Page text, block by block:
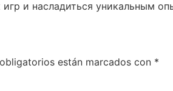
и насладиться уникальным
están marcados con *